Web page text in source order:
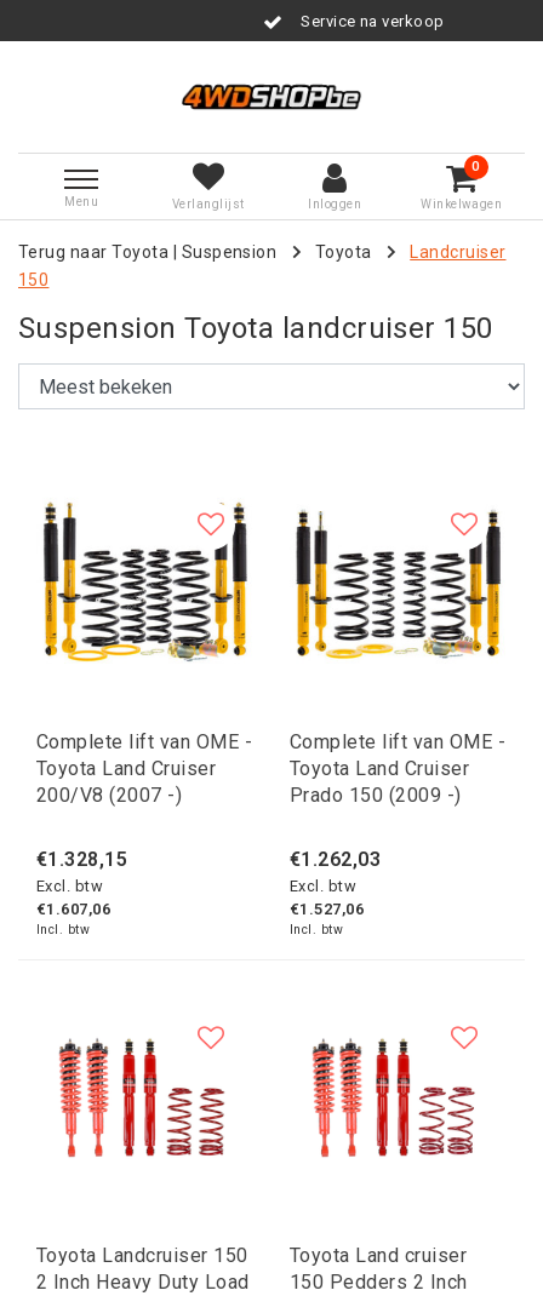
Service na verkoop
Menu Verlanglijst Inloggen
0
Winkelwagen
Terug naar Toyota Suspension Toyota
Landcruiser
150
Suspension Toyota landcruiser 150
Complete lift van OME -
Toyota Land Cruiser
200/V8 (2007 -)
€1.328,15
Excl. btw
€1.607,06
Incl. btw
Complete lift van OME -
Toyota Land Cruiser
Prado 150 (2009 -)
€1.262,03
Excl. btw
€1.527,06
Incl. btw
Toyota Landcruiser 150
2 Inch Heavy Duty Load
Toyota Land cruiser
150 Pedders 2 Inch